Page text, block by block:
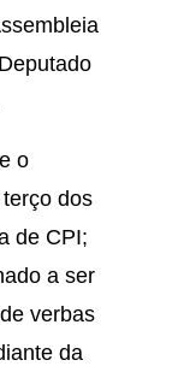
o
dos
de CPI;
a ser
verbas
da